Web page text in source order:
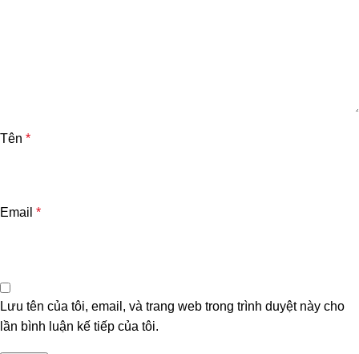
Tên *
Email *
Lưu tên của tôi, email, và trang web trong trình duyệt này cho
lần bình luận kế tiếp của tôi.